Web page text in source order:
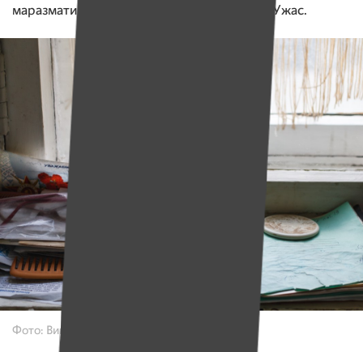
маразматик, и мы бы тут хрипели вместе. Ужас.
Фото: Виктория Щукевич, Имена